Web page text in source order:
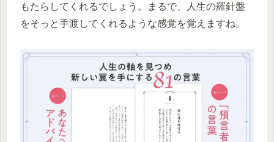
もたらしてくれるでしょう。まるで、人生の羅針盤
をそっと手渡してくれるような感覚を覚えますね。